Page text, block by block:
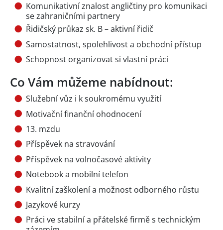
Komunikativní znalost angličtiny pro komunikaci
se zahraničními partnery
Řidičský průkaz sk. B – aktivní řidič
Samostatnost, spolehlivost a obchodní přístup
Schopnost organizovat si vlastní práci
Co Vám můžeme nabídnout:
Služební vůz i k soukromému využití
Motivační finanční ohodnocení
13. mzdu
Příspěvek na stravování
Příspěvek na volnočasové aktivity
Notebook a mobilní telefon
Kvalitní zaškolení a možnost odborného růstu
Jazykové kurzy
Práci ve stabilní a přátelské firmě s technickým